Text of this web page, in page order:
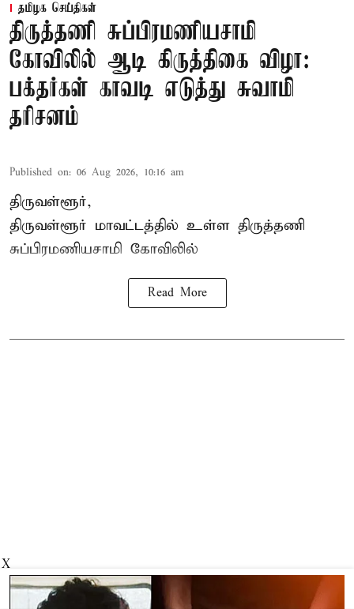
தமிழக செய்திகள்
திருத்தணி சுப்பிரமணியசாமி
கோவிலில் ஆடி கிருத்திகை விழா:
பக்தர்கள் காவடி எடுத்து சுவாமி
தரிசனம்
Published on: 06 Aug 2026, 10:16 am
திருவள்ளூர்,
திருவள்ளூர் மாவட்டத்தில் உள்ள திருத்தணி
சுப்பிரமணியசாமி கோவிலில்
Read More
X